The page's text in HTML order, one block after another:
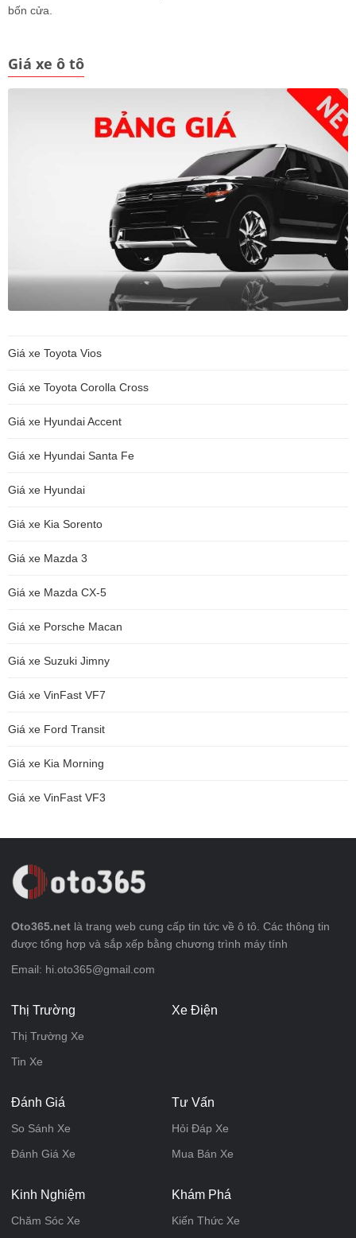
bốn cửa.
Giá xe ô tô
Giá xe Toyota Vios
Giá xe Toyota Corolla Cross
Giá xe Hyundai Accent
Giá xe Hyundai Santa Fe
Giá xe Hyundai
Giá xe Kia Sorento
Giá xe Mazda 3
Giá xe Mazda CX-5
Giá xe Porsche Macan
Giá xe Suzuki Jimny
Giá xe VinFast VF7
Giá xe Ford Transit
Giá xe Kia Morning
Giá xe VinFast VF3
Oto365.net là trang web cung cấp tin tức về ô tô. Các thông tin
được tổng hợp và sắp xếp bằng chương trình máy tính
Email: hi.oto365@gmail.com
Thị Trường
Thị Trường Xe
Tin Xe
Xe Điện
Đánh Giá
So Sánh Xe
Đánh Giá Xe
Tư Vấn
Hỏi Đáp Xe
Mua Bán Xe
Kinh Nghiệm
Chăm Sóc Xe
Khám Phá
Kiến Thức Xe